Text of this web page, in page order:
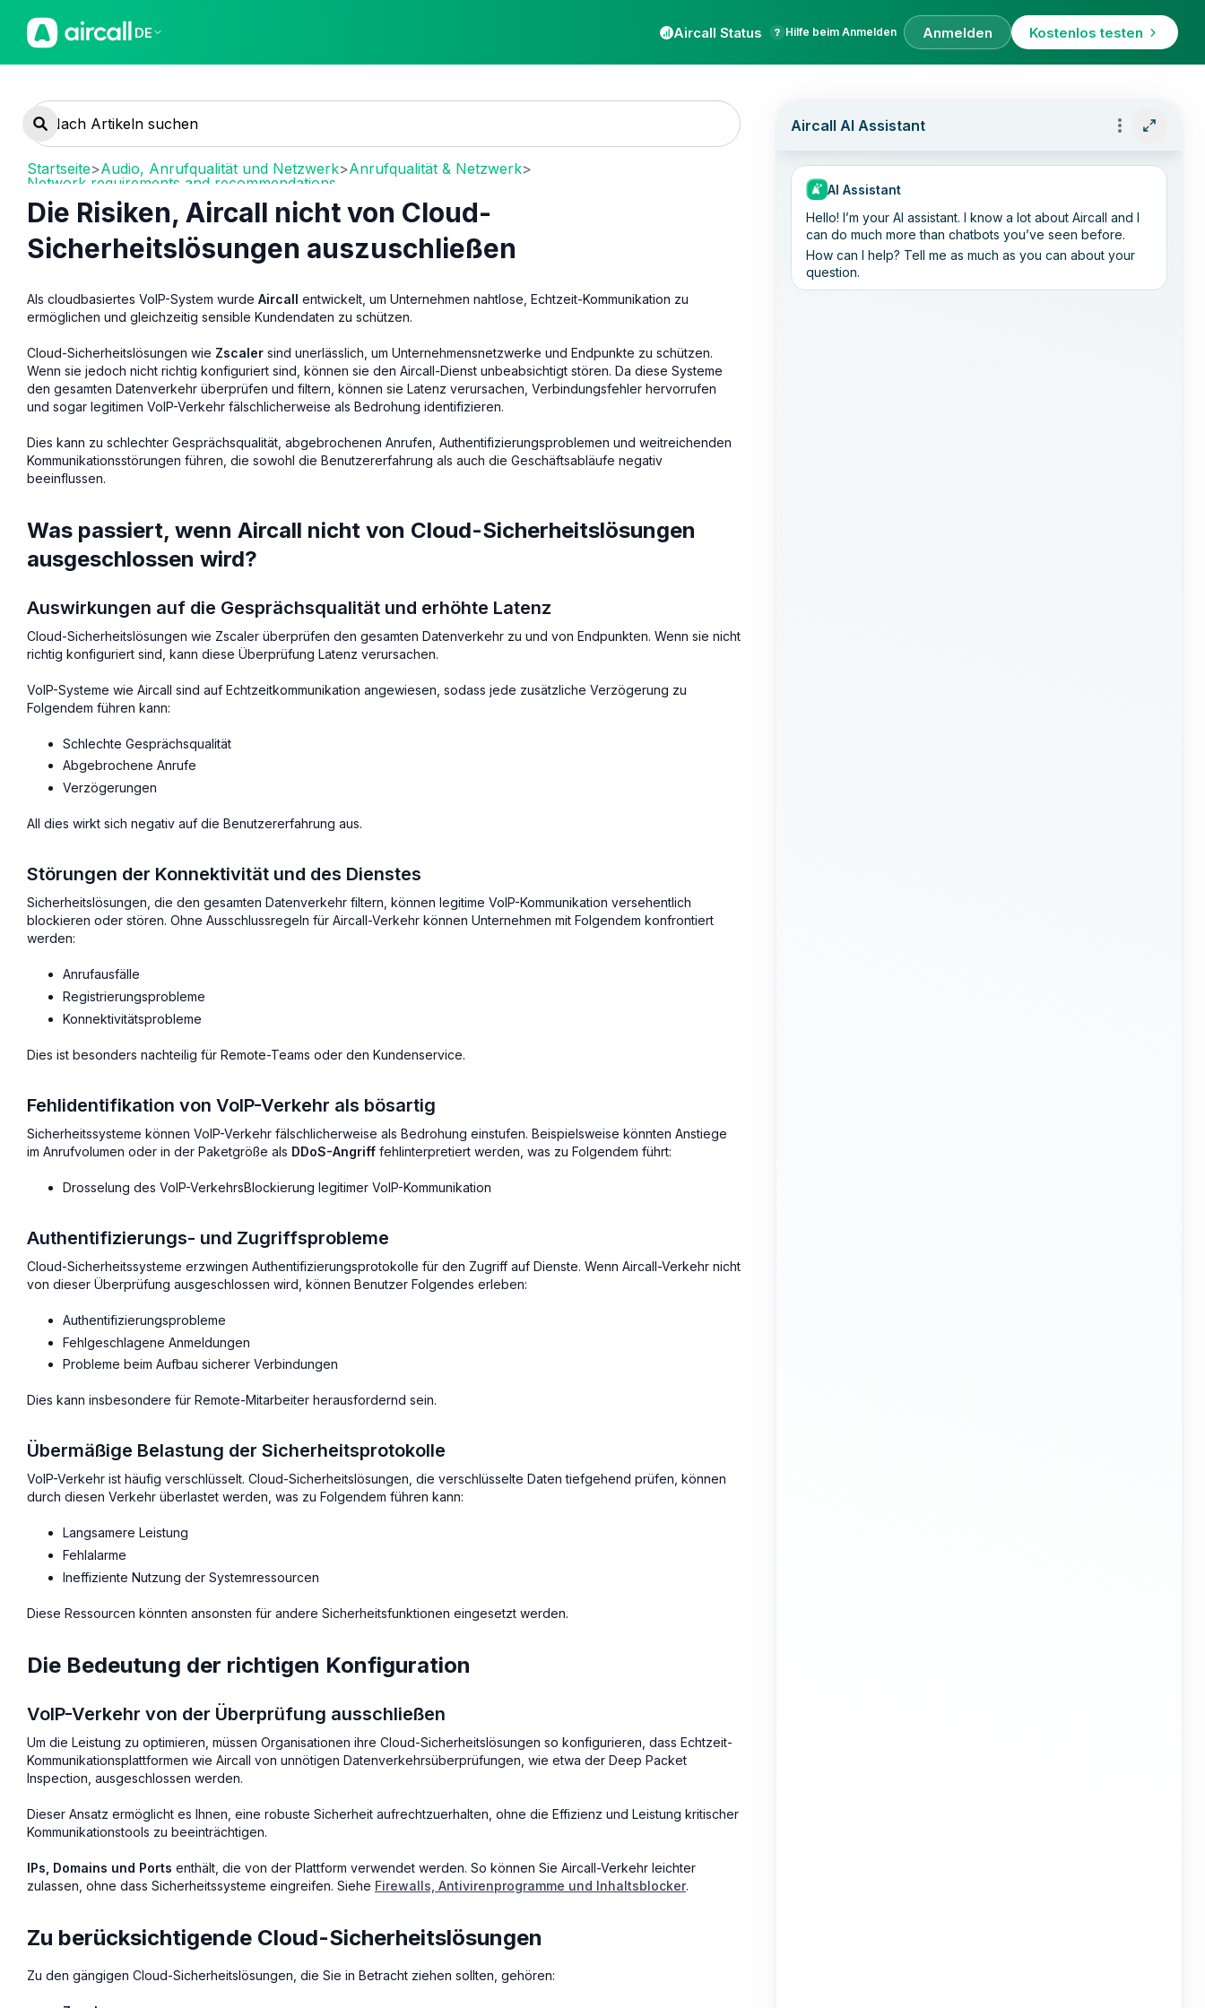
DE Aircall Status Hilfe beim Anmelden Anmelden Kostenlos testen
Startseite>Audio, Anrufqualität und Netzwerk>Anrufqualität & Netzwerk>
Network requirements and recommendations
Die Risiken, Aircall nicht von Cloud-
Sicherheitslösungen auszuschließen
Als cloudbasiertes VoIP-System wurde Aircall entwickelt, um Unternehmen nahtlose, Echtzeit-Kommunikation zu
ermöglichen und gleichzeitig sensible Kundendaten zu schützen.
Cloud-Sicherheitslösungen wie Zscaler sind unerlässlich, um Unternehmensnetzwerke und Endpunkte zu schützen.
Wenn sie jedoch nicht richtig konfiguriert sind, können sie den Aircall-Dienst unbeabsichtigt stören. Da diese Systeme
den gesamten Datenverkehr überprüfen und filtern, können sie Latenz verursachen, Verbindungsfehler hervorrufen
und sogar legitimen VoIP-Verkehr fälschlicherweise als Bedrohung identifizieren.
Dies kann zu schlechter Gesprächsqualität, abgebrochenen Anrufen, Authentifizierungsproblemen und weitreichenden
Kommunikationsstörungen führen, die sowohl die Benutzererfahrung als auch die Geschäftsabläufe negativ
beeinflussen.
Was passiert, wenn Aircall nicht von Cloud-Sicherheitslösungen
ausgeschlossen wird?
Auswirkungen auf die Gesprächsqualität und erhöhte Latenz
Cloud-Sicherheitslösungen wie Zscaler überprüfen den gesamten Datenverkehr zu und von Endpunkten. Wenn sie nicht
richtig konfiguriert sind, kann diese Überprüfung Latenz verursachen.
VoIP-Systeme wie Aircall sind auf Echtzeitkommunikation angewiesen, sodass jede zusätzliche Verzögerung zu
Folgendem führen kann:
Schlechte Gesprächsqualität
Abgebrochene Anrufe
Verzögerungen
All dies wirkt sich negativ auf die Benutzererfahrung aus.
Störungen der Konnektivität und des Dienstes
Sicherheitslösungen, die den gesamten Datenverkehr filtern, können legitime VoIP-Kommunikation versehentlich
blockieren oder stören. Ohne Ausschlussregeln für Aircall-Verkehr können Unternehmen mit Folgendem konfrontiert
werden:
Anrufausfälle
Registrierungsprobleme
Konnektivitätsprobleme
Dies ist besonders nachteilig für Remote-Teams oder den Kundenservice.
Fehlidentifikation von VoIP-Verkehr als bösartig
Sicherheitssysteme können VoIP-Verkehr fälschlicherweise als Bedrohung einstufen. Beispielsweise könnten Anstiege
im Anrufvolumen oder in der Paketgröße als DDoS-Angriff fehlinterpretiert werden, was zu Folgendem führt:
Drosselung des VoIP-VerkehrsBlockierung legitimer VoIP-Kommunikation
Authentifizierungs- und Zugriffsprobleme
Cloud-Sicherheitssysteme erzwingen Authentifizierungsprotokolle für den Zugriff auf Dienste. Wenn Aircall-Verkehr nicht
von dieser Überprüfung ausgeschlossen wird, können Benutzer Folgendes erleben:
Authentifizierungsprobleme
Fehlgeschlagene Anmeldungen
Probleme beim Aufbau sicherer Verbindungen
Dies kann insbesondere für Remote-Mitarbeiter herausfordernd sein.
Übermäßige Belastung der Sicherheitsprotokolle
VoIP-Verkehr ist häufig verschlüsselt. Cloud-Sicherheitslösungen, die verschlüsselte Daten tiefgehend prüfen, können
durch diesen Verkehr überlastet werden, was zu Folgendem führen kann:
Langsamere Leistung
Fehlalarme
Ineffiziente Nutzung der Systemressourcen
Diese Ressourcen könnten ansonsten für andere Sicherheitsfunktionen eingesetzt werden.
Die Bedeutung der richtigen Konfiguration
VoIP-Verkehr von der Überprüfung ausschließen
Um die Leistung zu optimieren, müssen Organisationen ihre Cloud-Sicherheitslösungen so konfigurieren, dass Echtzeit-
Kommunikationsplattformen wie Aircall von unnötigen Datenverkehrsüberprüfungen, wie etwa der Deep Packet
Inspection, ausgeschlossen werden.
Dieser Ansatz ermöglicht es Ihnen, eine robuste Sicherheit aufrechtzuerhalten, ohne die Effizienz und Leistung kritischer
Kommunikationstools zu beeinträchtigen.
IPs, Domains und Ports enthält, die von der Plattform verwendet werden. So können Sie Aircall-Verkehr leichter
zulassen, ohne dass Sicherheitssysteme eingreifen. Siehe Firewalls, Antivirenprogramme und Inhaltsblocker.
Zu berücksichtigende Cloud-Sicherheitslösungen
Zu den gängigen Cloud-Sicherheitslösungen, die Sie in Betracht ziehen sollten, gehören: